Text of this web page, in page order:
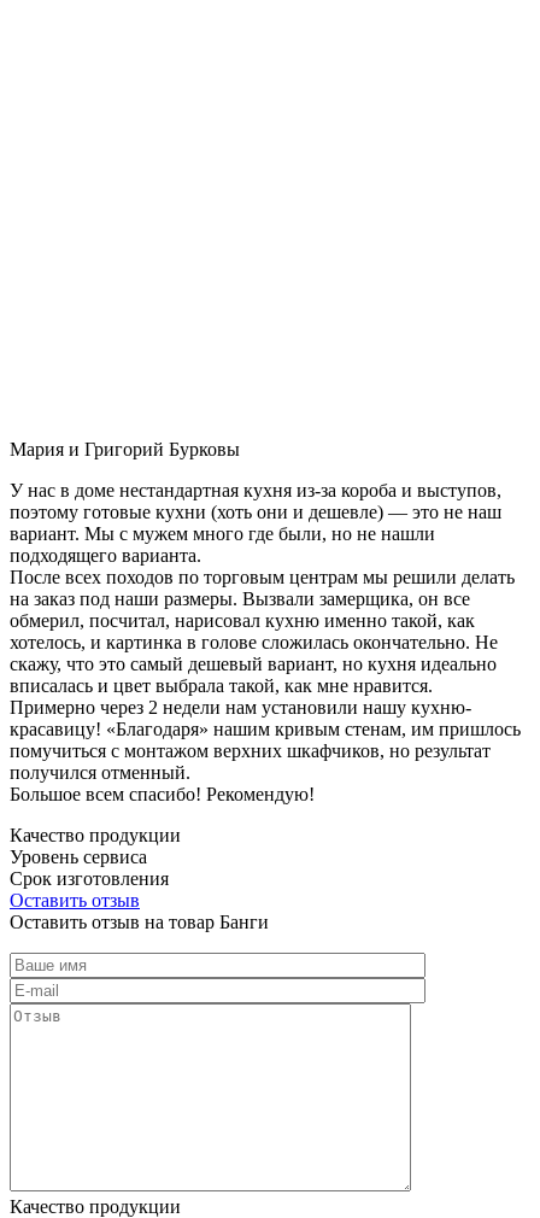
Мария и Григорий Бурковы
У нас в доме нестандартная кухня из-за короба и выступов,
поэтому готовые кухни (хоть они и дешевле) — это не наш
вариант. Мы с мужем много где были, но не нашли
подходящего варианта.
После всех походов по торговым центрам мы решили делать
на заказ под наши размеры. Вызвали замерщика, он все
обмерил, посчитал, нарисовал кухню именно такой, как
хотелось, и картинка в голове сложилась окончательно. Не
скажу, что это самый дешевый вариант, но кухня идеально
вписалась и цвет выбрала такой, как мне нравится.
Примерно через 2 недели нам установили нашу кухню-
красавицу! «Благодаря» нашим кривым стенам, им пришлось
помучиться с монтажом верхних шкафчиков, но результат
получился отменный.
Большое всем спасибо! Рекомендую!
Качество продукции
Уровень сервиса
Срок изготовления
Оставить отзыв
Оставить отзыв на товар Банги
Качество продукции